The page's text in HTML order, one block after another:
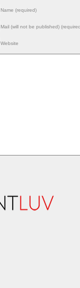
Name (required)
Mail (will not be published)
Website